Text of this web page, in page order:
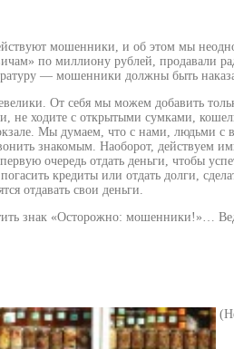
мошенники, и об этом мы
по миллиону рублей, продавали
— мошенники должны быть
От себя мы можем добавить
не ходите с открытыми сумками,
Мы думаем, что с нами, людьми
знакомым. Наоборот, действуем
очередь отдать деньги, чтобы
кредиты или отдать долги,
отдавать свои деньги.
знак «Осторожно: мошенники!»…